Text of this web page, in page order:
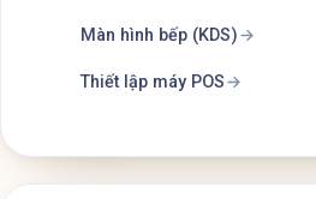
Màn hình bếp (KDS)
Thiết lập máy POS